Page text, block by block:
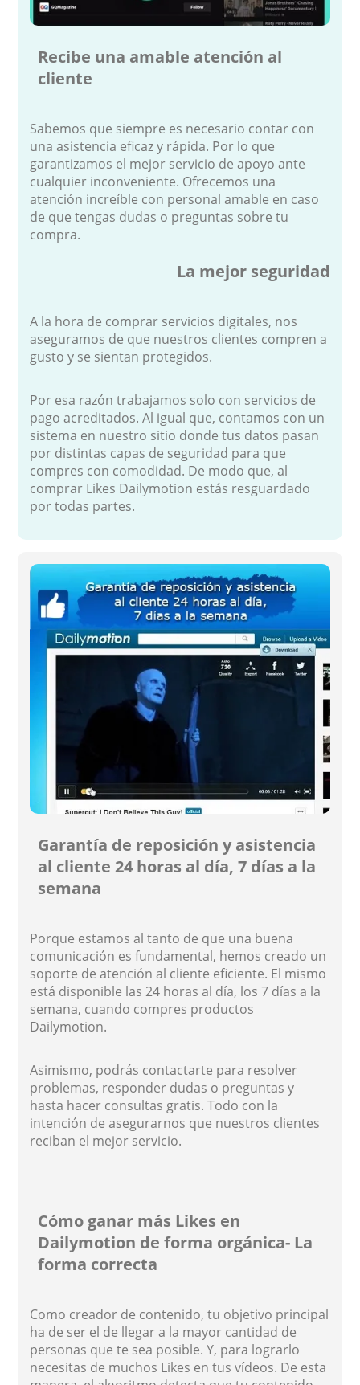
Recibe una amable atención al
cliente
Sabemos que siempre es necesario contar con
una asistencia eficaz y rápida. Por lo que
garantizamos el mejor servicio de apoyo ante
cualquier inconveniente. Ofrecemos una
atención increíble con personal amable en caso
de que tengas dudas o preguntas sobre tu
compra.
La mejor seguridad
A la hora de comprar servicios digitales, nos
aseguramos de que nuestros clientes compren a
gusto y se sientan protegidos.
Por esa razón trabajamos solo con servicios de
pago acreditados. Al igual que, contamos con un
sistema en nuestro sitio donde tus datos pasan
por distintas capas de seguridad para que
compres con comodidad. De modo que, al
comprar Likes Dailymotion estás resguardado
por todas partes.
Garantía de reposición y asistencia
al cliente 24 horas al día, 7 días a la
semana
Porque estamos al tanto de que una buena
comunicación es fundamental, hemos creado un
soporte de atención al cliente eficiente. El mismo
está disponible las 24 horas al día, los 7 días a la
semana, cuando compres productos
Dailymotion.
Asimismo, podrás contactarte para resolver
problemas, responder dudas o preguntas y
hasta hacer consultas gratis. Todo con la
intención de asegurarnos que nuestros clientes
reciban el mejor servicio.
Cómo ganar más Likes en
Dailymotion de forma orgánica- La
forma correcta
Como creador de contenido, tu objetivo principal
ha de ser el de llegar a la mayor cantidad de
personas que te sea posible. Y, para lograrlo
necesitas de muchos Likes en tus vídeos. De esta